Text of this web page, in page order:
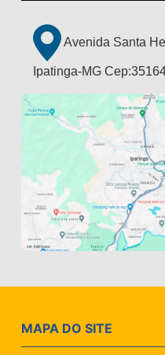
Avenida Santa
Ipatinga-MG
MAPA DO SITE